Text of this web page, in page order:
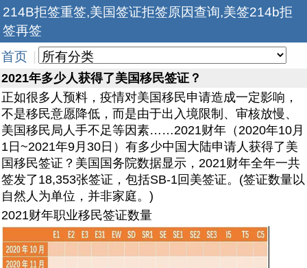
214B拒签重签,美国签证拒签原因查询,美签214b拒
签再签
首页
2021年多少人获得了美国移民签证？
正如很多人预料，疫情对美国移民申请造成一定影响，
不是移民意愿降低，而是由于出入境限制、审核放慢、
美国移民局人手不足等因素……2021财年（2020年10月
1日~2021年9月30日）有多少中国大陆申请人获得了美
国移民签证？美国国务院数据显示，2021财年全年一共
签发了18,353张签证，包括SB-1回美签证。(签证数量以
自然人为单位，并非家庭。)
2021财年职业移民签证数量